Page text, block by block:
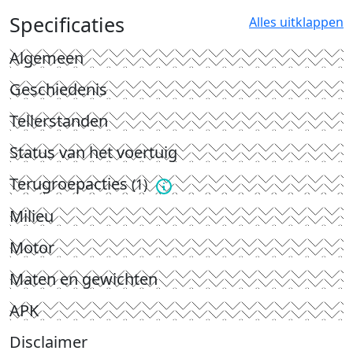
Specificaties Alles uitklappen
Algemeen
Geschiedenis
Tellerstanden
Status van het voertuig
Terugroepacties(1)
Milieu
Motor
Maten en gewichten
APK
Disclaimer